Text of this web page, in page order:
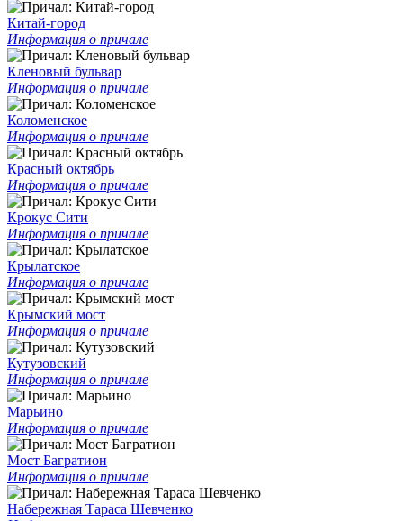
Китай-город
Информация о причале
Кленовый бульвар
Информация о причале
Коломенское
Информация о причале
Красный октябрь
Информация о причале
Крокус Сити
Информация о причале
Крылатское
Информация о причале
Крымский мост
Информация о причале
Кутузовский
Информация о причале
Марьино
Информация о причале
Мост Багратион
Информация о причале
Набережная Тараса Шевченко